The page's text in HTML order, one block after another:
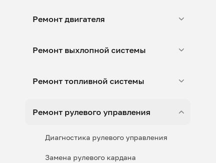
Ремонт двигателя
Ремонт выхлопной системы
Ремонт топливной системы
Ремонт рулевого управления
Диагностика рулевого управления
Замена рулевого кардана